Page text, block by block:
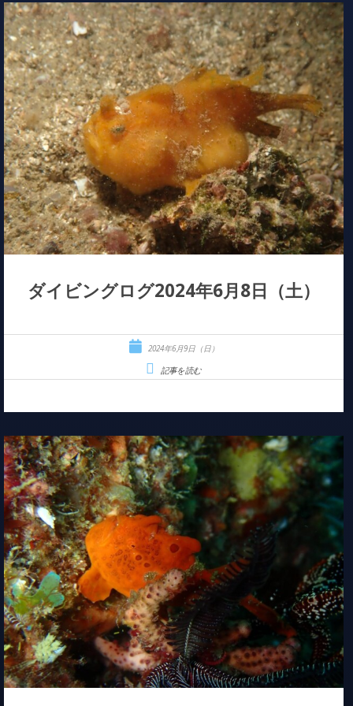
ダイビングログ2024年6月8日（土）
2024年6月9日（日）
記事を読む